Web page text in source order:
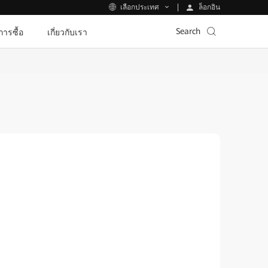
เลือกประเทศ ล็อกอิน
ารซื้อ เกี่ยวกับเรา Search